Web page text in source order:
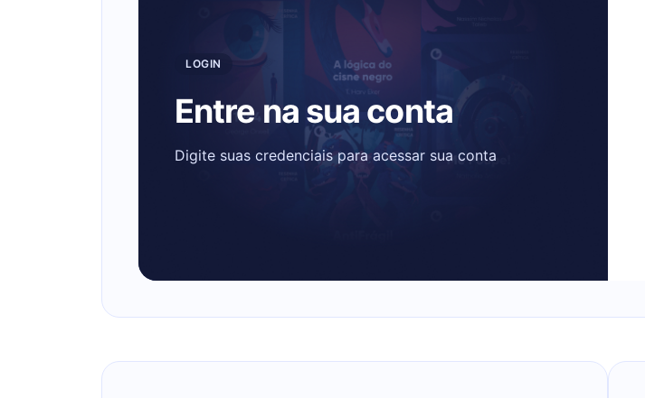
LOGIN
Entre na sua conta
Digite suas credenciais para acessar sua conta